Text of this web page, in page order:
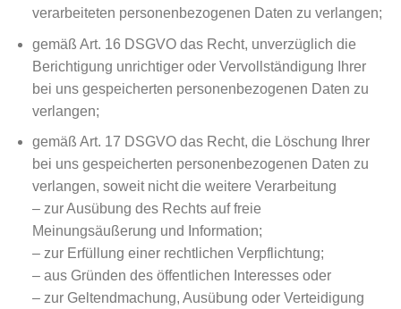
verarbeiteten personenbezogenen Daten zu verlangen;
gemäß Art. 16 DSGVO das Recht, unverzüglich die
Berichtigung unrichtiger oder Vervollständigung Ihrer
bei uns gespeicherten personenbezogenen Daten zu
verlangen;
gemäß Art. 17 DSGVO das Recht, die Löschung Ihrer
bei uns gespeicherten personenbezogenen Daten zu
verlangen, soweit nicht die weitere Verarbeitung
– zur Ausübung des Rechts auf freie
Meinungsäußerung und Information;
– zur Erfüllung einer rechtlichen Verpflichtung;
– aus Gründen des öffentlichen Interesses oder
– zur Geltendmachung, Ausübung oder Verteidigung